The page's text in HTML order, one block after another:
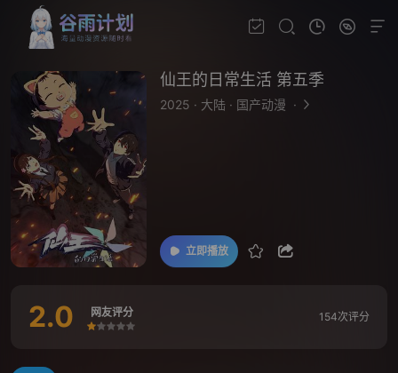
仙王的日常生活 第五季
2025 · 大陆 · 国产动漫 ·
立即播放
2.0 网友评分
很差较差还行
推荐
力荐
154次评分